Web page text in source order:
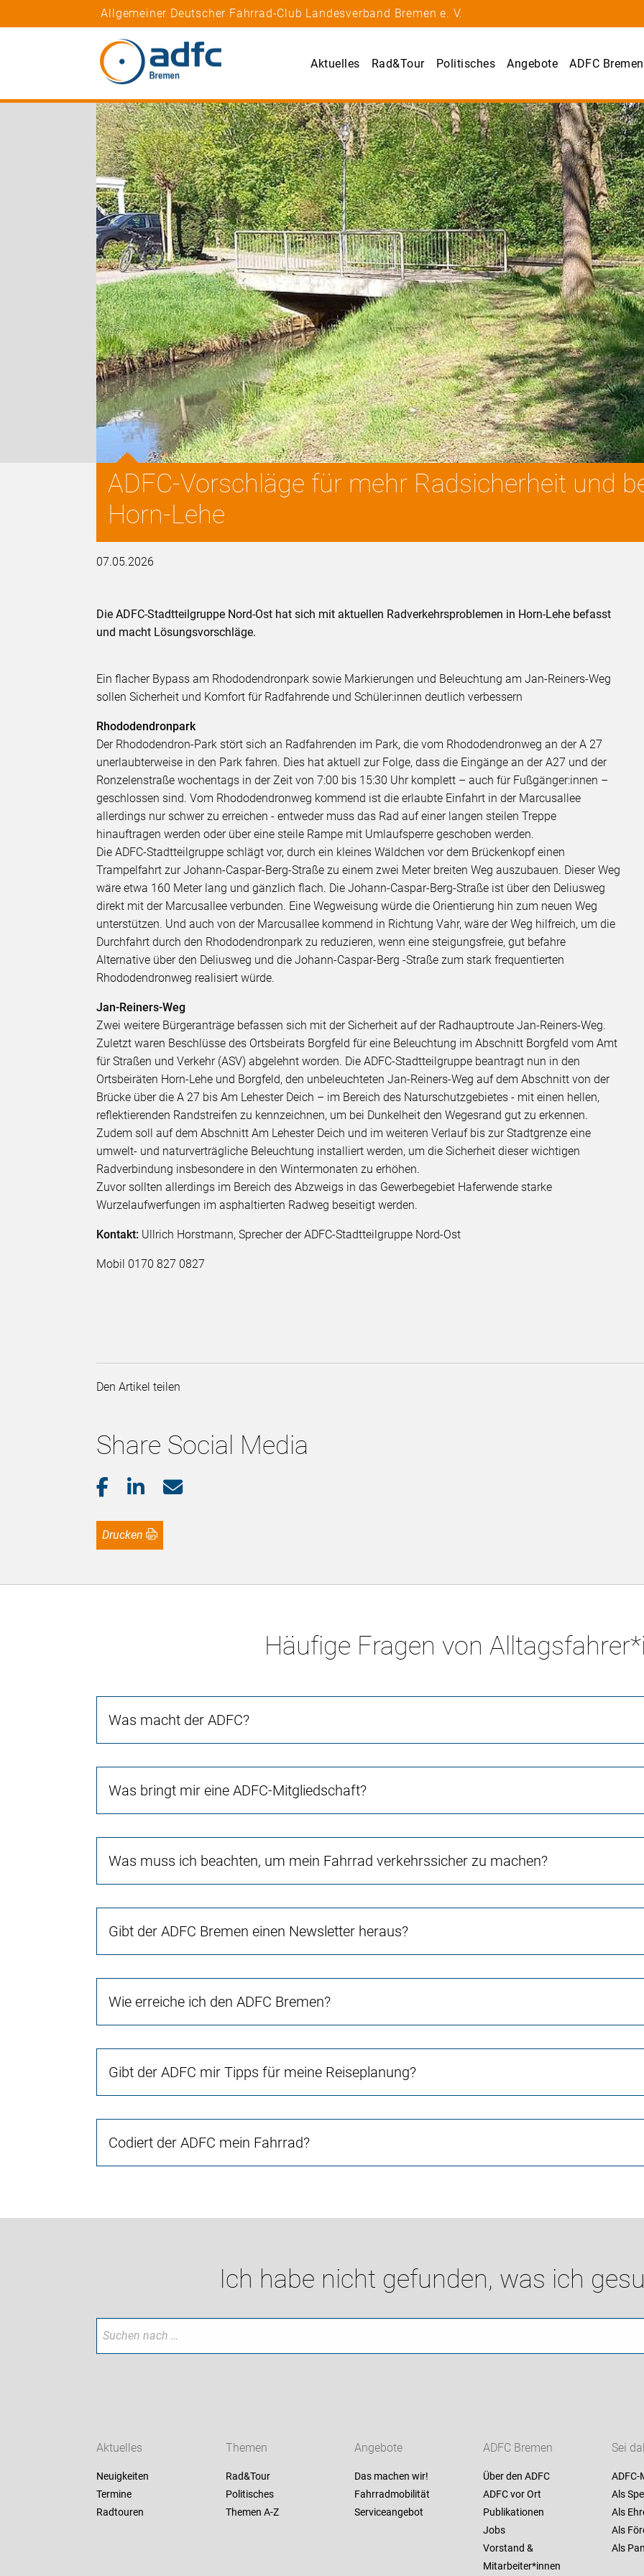
Allgemeiner Deutscher Fahrrad-Club Landesverband Bremen e. V.
Aktuelles Rad&Tour Politisches Angebote ADFC Bremen
ADFC-Vorschläge für mehr Radsicherheit und
Horn-Lehe
07.05.2026
Die ADFC-Stadtteilgruppe Nord-Ost hat sich mit aktuellen Radverkehrsproblemen in Horn-Lehe befasst
und macht Lösungsvorschläge.
Ein flacher Bypass am Rhododendronpark sowie Markierungen und Beleuchtung am Jan-Reiners-Weg
sollen Sicherheit und Komfort für Radfahrende und Schüler:innen deutlich verbessern
Rhododendronpark
Der Rhododendron-Park stört sich an Radfahrenden im Park, die vom Rhododendronweg an der A 27
unerlaubterweise in den Park fahren. Dies hat aktuell zur Folge, dass die Eingänge an der A27 und der
Ronzelenstraße wochentags in der Zeit von 7:00 bis 15:30 Uhr komplett – auch für Fußgänger:innen –
geschlossen sind. Vom Rhododendronweg kommend ist die erlaubte Einfahrt in der Marcusallee
allerdings nur schwer zu erreichen - entweder muss das Rad auf einer langen steilen Treppe
hinauftragen werden oder über eine steile Rampe mit Umlaufsperre geschoben werden.
Die ADFC-Stadtteilgruppe schlägt vor, durch ein kleines Wäldchen vor dem Brückenkopf einen
Trampelfahrt zur Johann-Caspar-Berg-Straße zu einem zwei Meter breiten Weg auszubauen. Dieser Weg
wäre etwa 160 Meter lang und gänzlich flach. Die Johann-Caspar-Berg-Straße ist über den Deliusweg
direkt mit der Marcusallee verbunden. Eine Wegweisung würde die Orientierung hin zum neuen Weg
unterstützen. Und auch von der Marcusallee kommend in Richtung Vahr, wäre der Weg hilfreich, um die
Durchfahrt durch den Rhododendronpark zu reduzieren, wenn eine steigungsfreie, gut befahre
Alternative über den Deliusweg und die Johann-Caspar-Berg -Straße zum stark frequentierten
Rhododendronweg realisiert würde.
Jan-Reiners-Weg
Zwei weitere Bürgeranträge befassen sich mit der Sicherheit auf der Radhauptroute Jan-Reiners-Weg.
Zuletzt waren Beschlüsse des Ortsbeirats Borgfeld für eine Beleuchtung im Abschnitt Borgfeld vom Amt
für Straßen und Verkehr (ASV) abgelehnt worden. Die ADFC-Stadtteilgruppe beantragt nun in den
Ortsbeiräten Horn-Lehe und Borgfeld, den unbeleuchteten Jan-Reiners-Weg auf dem Abschnitt von der
Brücke über die A 27 bis Am Lehester Deich – im Bereich des Naturschutzgebietes - mit einen hellen,
reflektierenden Randstreifen zu kennzeichnen, um bei Dunkelheit den Wegesrand gut zu erkennen.
Zudem soll auf dem Abschnitt Am Lehester Deich und im weiteren Verlauf bis zur Stadtgrenze eine
umwelt- und naturverträgliche Beleuchtung installiert werden, um die Sicherheit dieser wichtigen
Radverbindung insbesondere in den Wintermonaten zu erhöhen.
Zuvor sollten allerdings im Bereich des Abzweigs in das Gewerbegebiet Haferwende starke
Wurzelaufwerfungen im asphaltierten Radweg beseitigt werden.
Kontakt: Ullrich Horstmann, Sprecher der ADFC-Stadtteilgruppe Nord-Ost
Mobil 0170 827 0827
Den Artikel teilen
Share Social Media
Drucken
Häufige Fragen von
Was macht der ADFC?
Was bringt mir eine ADFC-Mitgliedschaft?
Was muss ich beachten, um mein Fahrrad verkehrssicher zu machen?
Gibt der ADFC Bremen einen Newsletter heraus?
Wie erreiche ich den ADFC Bremen?
Gibt der ADFC mir Tipps für meine Reiseplanung?
Codiert der ADFC mein Fahrrad?
Ich habe nicht gefunden, was ich
Aktuelles
Neuigkeiten
Termine
Radtouren
Themen
Rad&Tour
Politisches
Themen A-Z
Angebote
Das machen wir!
Fahrradmobilität
Serviceangebot
ADFC Bremen
Über den ADFC
ADFC vor Ort
Publikationen
Jobs
Vorstand &
Mitarbeiter*innen
Sei
Als
Als
Als
Als